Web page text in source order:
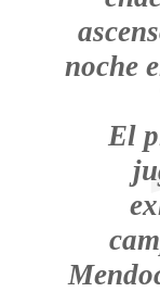
noche
El